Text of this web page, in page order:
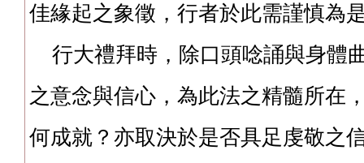
佳緣起之象徵，行者於此需謹慎為
行大禮拜時，除口頭唸誦與身體
之意念與信心，為此法之精髓所在
何成就？亦取決於是否具足虔敬之